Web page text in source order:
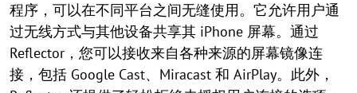
程序，可以在不同平台之间无缝使用。它允许用户通
过无线方式与其他设备共享其 iPhone 屏幕。通过
Reflector，您可以接收来自各种来源的屏幕镜像连
接，包括 Google Cast、Miracast 和 AirPlay。此外，